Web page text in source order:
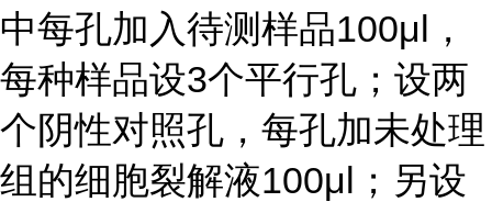
中每孔加入待测样品100μl，
每种样品设3个平行孔；设两
个阴性对照孔，每孔加未处理
组的细胞裂解液100μl；另设